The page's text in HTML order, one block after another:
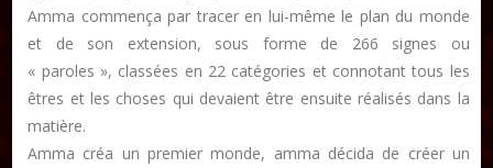
Amma commença par tracer en lui-même le plan du monde
et de son extension, sous forme de 266 signes ou
« paroles », classées en 22 catégories et connotant tous les
êtres et les choses qui devaient être ensuite réalisés dans la
matière.
Amma créa un premier monde, amma décida de créer un